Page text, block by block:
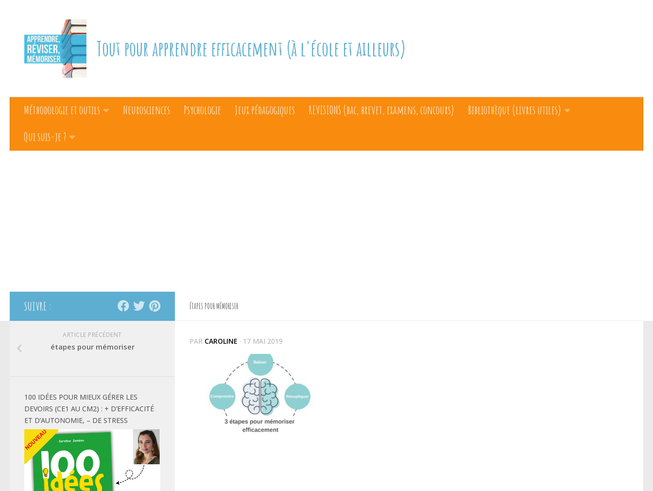
Tout pour apprendre efficacement (à l'école et ailleurs)
Méthodologie et outils Neurosciences Psychologie Jeux pédagogiques REVISIONS (bac, brevet, examens, concours)
Bibliothèque (livres utiles)
Qui suis-je ?
ÉTAPES POUR MÉMORISER
PAR CAROLINE · 17 MAI 2019
SUIVRE :
ARTICLE PRÉCÉDENT
étapes pour mémoriser
100 IDÉES POUR MIEUX GÉRER LES
DEVOIRS (CE1 AU CM2) : + D’EFFICACITÉ
ET D’AUTONOMIE, – DE STRESS